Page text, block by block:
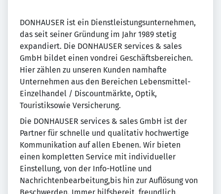
DONHAUSER ist ein Dienstleistungsunternehmen,
das seit seiner Gründung im Jahr 1989 stetig
expandiert. Die DONHAUSER services & sales
GmbH bildet einen vondrei Geschäftsbereichen.
Hier zählen zu unseren Kunden namhafte
Unternehmen aus den Bereichen Lebensmittel-
Einzelhandel / Discountmärkte, Optik,
Touristiksowie Versicherung.
Die DONHAUSER services & sales GmbH ist der
Partner für schnelle und qualitativ hochwertige
Kommunikation auf allen Ebenen. Wir bieten
einen kompletten Service mit individueller
Einstellung, von der Info-Hotline und
Nachrichtenbearbeitung,bis hin zur Auflösung von